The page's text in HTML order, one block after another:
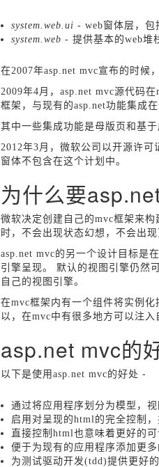
system.web.ui - web窗体层，包
system.web - 提供基本的web堆
在2007年asp.net mvc宣布的时候
2009年4月，asp.net mvc源代码
框架，与现有的asp.net功能集成在
其中一些集成功能是母版页和基
2012年3月，微软公司以开源许可
窗体不包含在这个计划中。
为什么要
微软决定创建自己的mvc框架来
时，不会出现状态幻想，不会出
asp.net mvc的另一个设计目标是
引擎呈现。 默认的视图引擎仍然
自己的视图引擎。
在mvc框架内有一个组件将实例
以，在mvc中有很多地方可以注入
asp.net mvc的
以下是使用asp.net mvc的好处 -
通过将应用程序划分为模型，
启用对呈现的html的完全控制
直接控制html也意味着更好的
便于为现有的应用程序添加更多
为测试驱动开发(tdd)提供更好的